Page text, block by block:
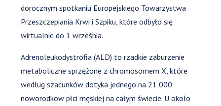
dorocznym spotkaniu Europejskiego Towarzystwa
Przeszczepiania Krwi i Szpiku, które odbyło się
wirtualnie do 1 września.
Adrenoleukodystrofia (ALD) to rzadkie zaburzenie
metaboliczne sprzężone z chromosomem X, które
według szacunków dotyka jednego na 21 000
noworodków płci męskiej na całym świecie. U około